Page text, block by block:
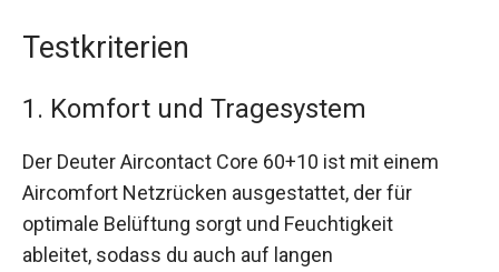
Testkriterien
1. Komfort und Tragesystem
Der Deuter Aircontact Core 60+10 ist mit einem
Aircomfort Netzrücken ausgestattet, der für
optimale Belüftung sorgt und Feuchtigkeit
ableitet, sodass du auch auf langen